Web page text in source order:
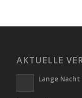
AKTUELLE
Lange